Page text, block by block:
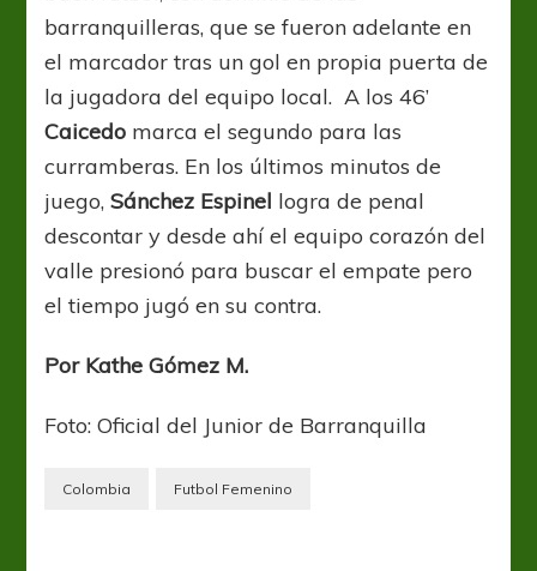
barranquilleras, que se fueron adelante en
el marcador tras un gol en propia puerta de
la jugadora del equipo local. A los 46’
Caicedo marca el segundo para las
curramberas. En los últimos minutos de
juego,Sánchez Espinel logra de penal
descontar y desde ahí el equipo corazón del
valle presionó para buscar el empate pero
el tiempo jugó en su contra.
Por Kathe Gómez M.
Foto: Oficial del Junior de Barranquilla
Colombia Futbol Femenino